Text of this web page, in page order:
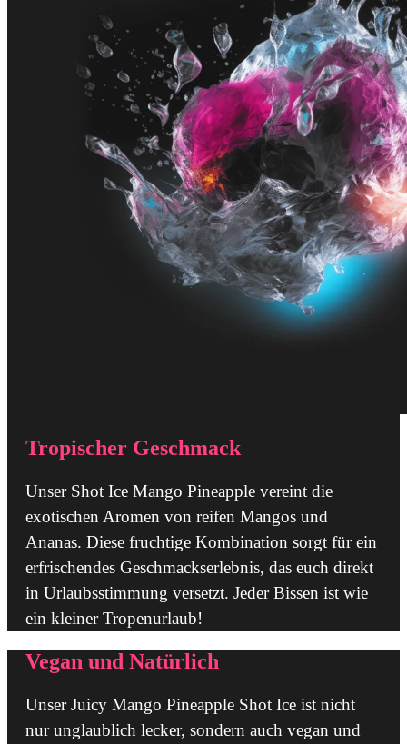
Tropischer Geschmack
Unser Shot Ice Mango Pineapple vereint die
exotischen Aromen von reifen Mangos und
Ananas. Diese fruchtige Kombination sorgt für ein
erfrischendes Geschmackserlebnis, das euch direkt
in Urlaubsstimmung versetzt. Jeder Bissen ist wie
ein kleiner Tropenurlaub!
Vegan und Natürlich
Unser Juicy Mango Pineapple Shot Ice ist nicht
nur unglaublich lecker, sondern auch vegan und